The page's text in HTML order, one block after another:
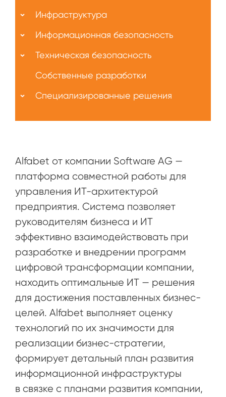
Alfabet от компании Software AG —
платформа совместной работы для
управления ИТ-архитектурой
предприятия. Система позволяет
руководителям бизнеса и ИТ
эффективно взаимодействовать при
разработке и внедрении программ
цифровой трансформации компании,
находить оптимальные ИТ — решения
для достижения поставленных бизнес-
целей. Alfabet выполняет оценку
технологий по их значимости для
реализации бизнес-стратегии,
формирует детальный план развития
информационной инфраструктуры
в связке с планами развития компании,
Инфраструктура
Информационная безопасность
Техническая безопасность
Собственные разработки
Специализированные решения